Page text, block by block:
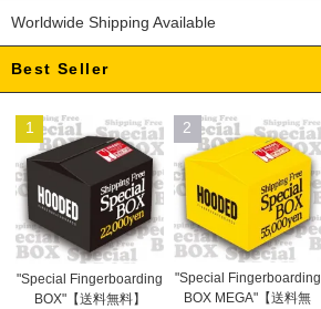
Worldwide Shipping Available
Best Seller
1
"Special Fingerboarding
BOX"【送料無料】
2
"Special Fingerboarding
BOX MEGA"【送料無